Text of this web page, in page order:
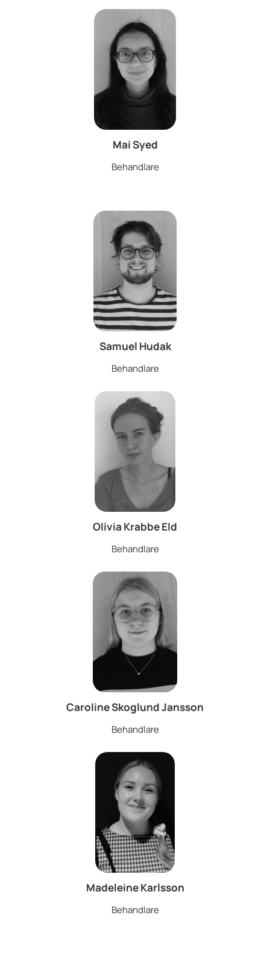
Mai Syed
Behandlare
Samuel Hudak
Behandlare
Olivia Krabbe Eld
Behandlare
Caroline Skoglund Jansson
Behandlare
Madeleine Karlsson
Behandlare